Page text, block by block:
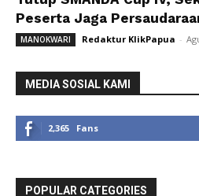
Peserta Jaga
MANOKWARI Redaktur KlikPapua -
MEDIA SOSIAL KAMI
2,365 Fans
POPULAR CATEGORIES